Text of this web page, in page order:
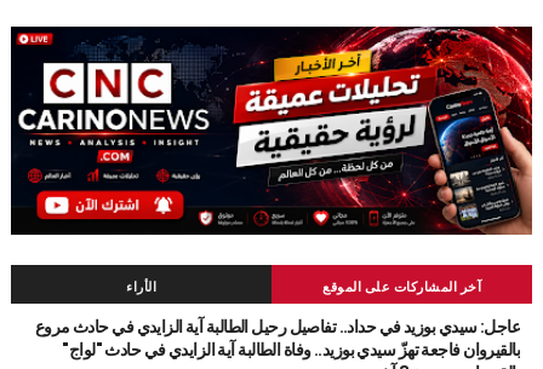
آخر المشاركات على الموقع الأراء
عاجل: سيدي بوزيد في حداد.. تفاصيل رحيل الطالبة آية الزايدي في حادث مروع
بالقيروان فاجعة تهزّ سيدي بوزيد.. وفاة الطالبة آية الزايدي في حادث "لواج"